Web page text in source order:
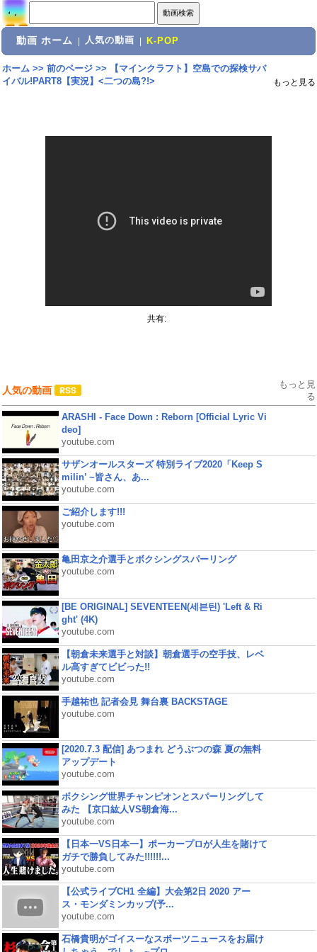
動画 ホーム 人気の動画 K-POP
ホーム>> 前のページ>>
【マインクラフト】空島での探検サバ
イバル!PART8【実況】<二つの島?!>
もっと見る
共有:
人気の動画
もっと見
る
ARASHI - Face Down : Reborn [Official Lyric Vi
deo]
youtube.com
サザンオールスターズ 特別ライブ2020「Keep S
milin’ ~皆さん、あ...
youtube.com
ご紹介します!!!
youtube.com
亀田京之介選手とボクシングスパーリング
youtube.com
[BE ORIGINAL] SEVENTEEN(세븐틴) 'Left & Ri
ght' (4K)
youtube.com
【朝倉未来選手と対談】朝倉選手の空手技、レベ
ル高すぎてビビった!!
youtube.com
手越祐也 記者会見 舞台裏 BACKSTAGE
youtube.com
[2020.7.3 配信] あつまれ どうぶつの森 夏の無料
アップデート
youtube.com
ボクシング世界チャンピオンとスパーリングして
みた 【京口紘人VS朝倉海...
youtube.com
【日本一VS日本一】ポーカープロが人生を賭けて
ガチで勝負してみた!!!!!!...
youtube.com
【公式ライブCH1 全編】大会第2日 2020 アー
ス・モンダミンカップ(予...
youtube.com
石橋貴明がゴイスーなスポーツニュースをお届け